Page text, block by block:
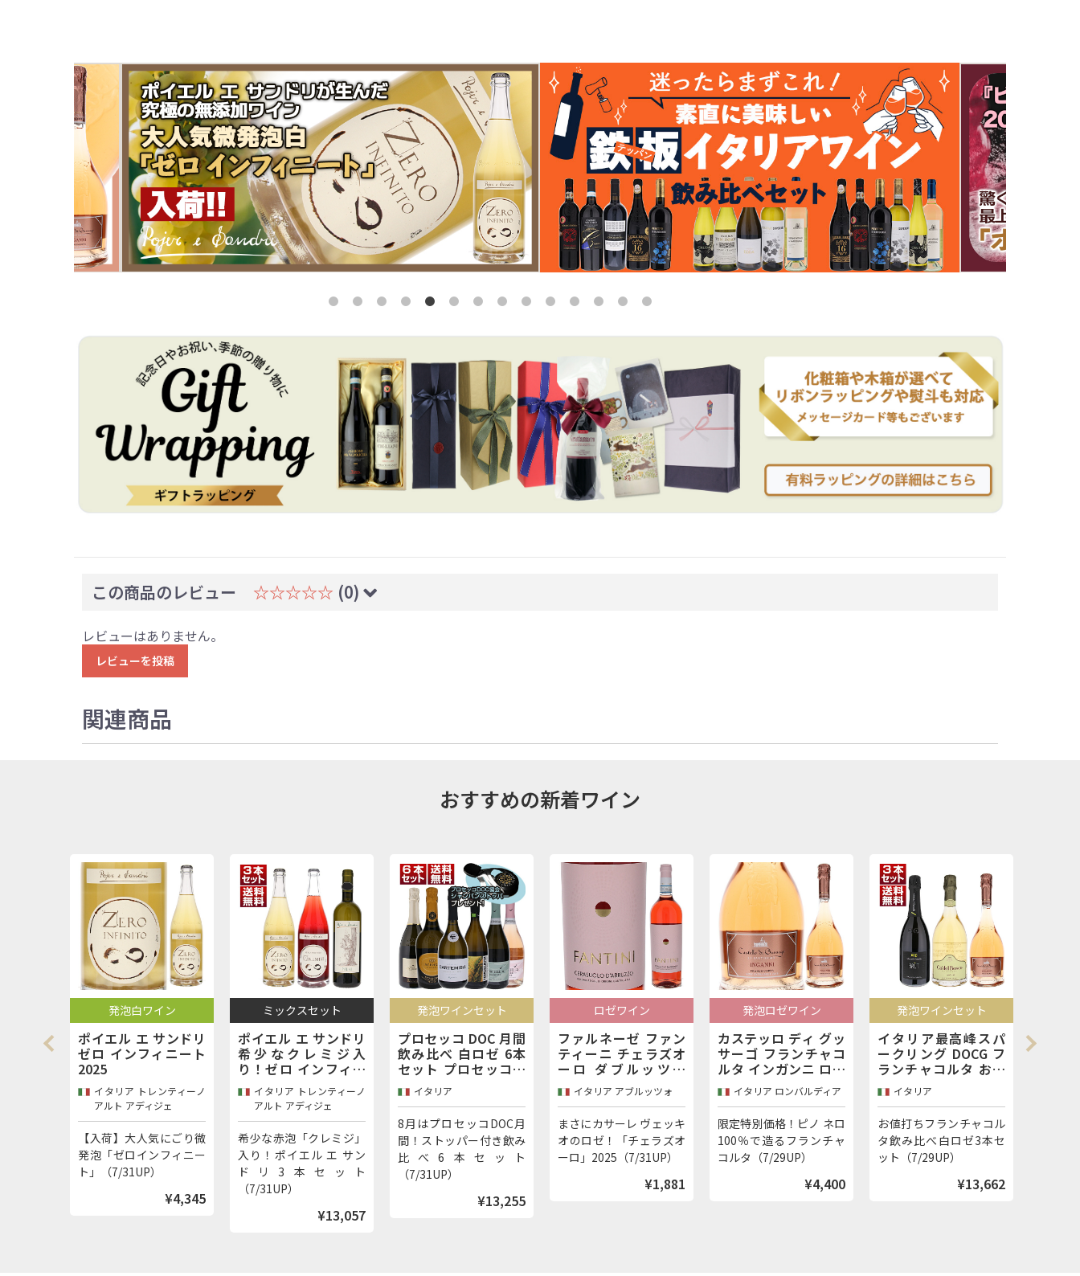
この商品のレビュー ☆☆☆☆☆ (0)
レビューはありません。
レビューを投稿
関連商品
おすすめの新着ワイン
ンドリ
ミックスセット
ポイエル エ サンドリ
希少なクレミジ入
り！ゼロ インフィニ
ート ポイエル エ サン
ドリ 3本セット
イタリア トレンティーノ
アルト アディジェ
希少な赤泡「クレミジ」
入り！ポイエル エ サン
ドリ3本セット
発泡ワインセット
プロセッコ DOC 月間
飲み比べ 白ロゼ 6本
セット プロセッコ協
会ロゴ入りストッパ
ー付
イタリア
8月はプロセッコDOC月
間！ストッパー付き飲み
比べ6本セット
（7/31UP）
ロゼワイン
ファルネーゼ ファン
ティーニ チェラズオ
ーロ ダブルッツォ
2025イタリア アブルッツォ
まさにカサーレ ヴェッキ
オのロゼ！「チェラズオ
ーロ」2025（7/31UP）
発泡ロゼワイン
カステッロ ディ グッ
サーゴ フランチャコ
ルタ インガンニ ロゼ
2019イタリア ロンバルディア
限定特別価格！ピノ ネロ
100％で造るフランチャ
コルタ（7/29UP）
¥4,400
発泡ワインセット
イタリア最高峰スパ
ークリング DOCG フ
ランチャコルタ お値
打ち感抜群 個性の異
なる3生産者 飲み比べ
白ロゼ3本セット
イタリア
お値打ちフランチャコル
タ飲み比べ白ロゼ3本セ
ット（7/29UP）
¥13,662
赤ワインセット
果実味あふれるジュ
ーシーな旨味！イタ
リア屈指のコスパ赤
モンテプルチアーノ
ダブルッツォ 人気生
産者 飲み比べ 5本セ
ット
イタリア アブルッツォ
人気生産者で楽しむモン
テプルチアーノ飲み比べ
5本セット（7/29UP）
¥10,824